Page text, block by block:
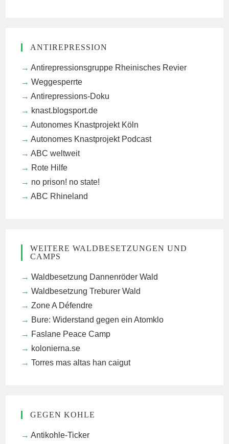
ANTIREPRESSION
Antirepressionsgruppe Rheinisches Revier
Weggesperrte
Antirepressions-Doku
knast.blogsport.de
Autonomes Knastprojekt Köln
Autonomes Knastprojekt Podcast
ABC weltweit
Rote Hilfe
no prison! no state!
ABC Rhineland
WEITERE WALDBESETZUNGEN UND
CAMPS
Waldbesetzung Dannenröder Wald
Waldbesetzung Treburer Wald
Zone A Défendre
Bure: Widerstand gegen ein Atomklo
Faslane Peace Camp
kolonierna.se
Torres mas altas han caigut
GEGEN KOHLE
Antikohle-Ticker